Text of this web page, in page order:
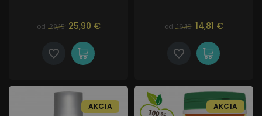
od 28,15 25,90 € od 16,10 14,81 €
AKCIA AKCIA